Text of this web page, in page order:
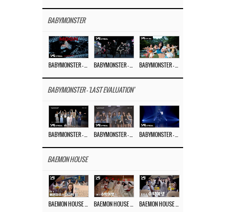
BABYMONSTER
BABYMONSTER - 'LAST EVALUATION'
BAEMON HOUSE